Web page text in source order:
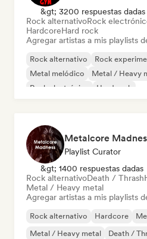
&gt; 3200 respuestas dadas
Rock alternativoRock
HardcoreHard rock
Agregar artistas a mis playlists
Rock alternativo Rock
Metal melódico
Metal / Heavy
Rock electrónico
Hard rock
Metalcore
Playlist Curator
&gt; 1400 respuestas dadas
Rock alternativoDeath / Thrash
Metal / Heavy metal
Agregar artistas a mis playlists
Rock alternativo Hardcore
Metal / Heavy metal
Death /